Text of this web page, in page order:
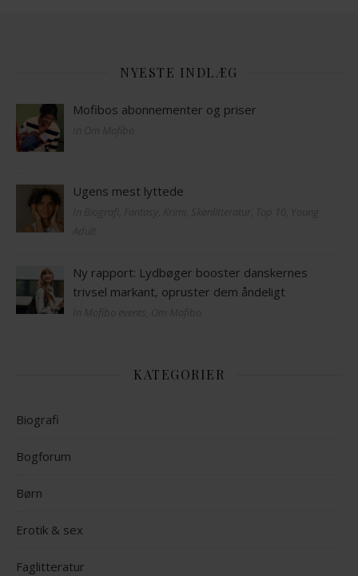
NYESTE INDLÆG
Mofibos abonnementer og priser
Ugens mest lyttede
Ny rapport: Lydbøger booster danskernes
trivsel markant, opruster dem åndeligt
KATEGORIER
Biografi
Bogforum
Børn
Erotik & sex
Faglitteratur